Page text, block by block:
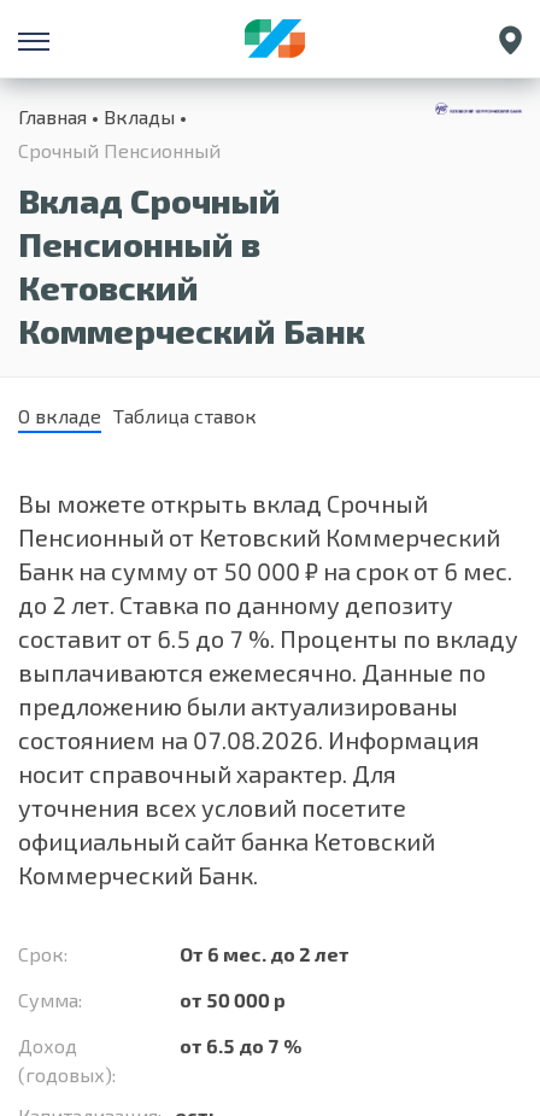
Санкт-Петербург
Екатеринбург
Главная
Вклады
Срочный Пенсионный
Вклад Срочный
Пенсионный в
Кетовский
Коммерческий Банк
О вкладе Таблица ставок
Вы можете открыть вклад Срочный
Пенсионный от Кетовский Коммерческий
Банк на сумму от 50 000 ₽ на срок от 6 мес.
до 2 лет. Ставка по данному депозиту
составит от 6.5 до 7 %. Проценты по вкладу
выплачиваются ежемесячно. Данные по
предложению были актуализированы
состоянием на 07.08.2026. Информация
носит справочный характер. Для
уточнения всех условий посетите
официальный сайт банка Кетовский
Коммерческий Банк.
Срок:
От 6 мес. до 2 лет
Сумма:
от 50 000 р
Доход
(годовых):
от 6.5 до 7 %